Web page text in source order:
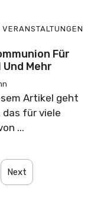
VERANSTALTUNGEN
Für
Mehr
Artikel geht
das für viele
...
Next